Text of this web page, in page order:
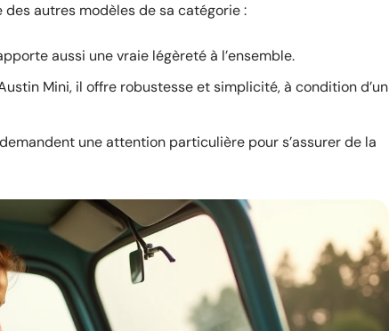
autres modèles de sa catégorie :
aussi une vraie légèreté à l’ensemble.
Mini, il offre robustesse et simplicité, à condition d’un
une attention particulière pour s’assurer de la